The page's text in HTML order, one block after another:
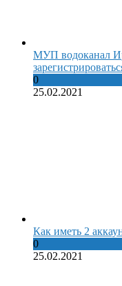
МУП водоканал
0
25.02.2021
Как иметь 2
0
25.02.2021